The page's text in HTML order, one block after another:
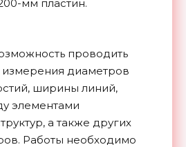
мм пластин.
проводить
диаметров
ширины линий,
элементами
а также других
Работы необходимо